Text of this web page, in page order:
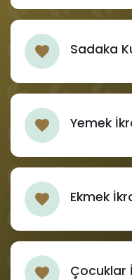
Sadaka
Yemek
Ekmek
Çocuklar